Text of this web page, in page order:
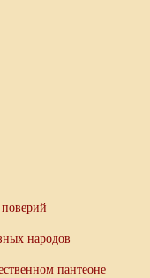
народов
пантеоне